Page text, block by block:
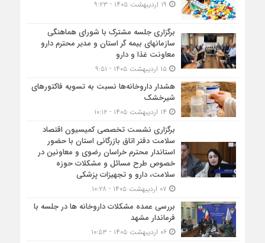
برگزاری جلسه مشترک با شورای هماهنگی
سازمانهای بیمه گر استان و مدیر محترم دارو
معاونت غذا و دارو
۱۵ اردیبهشت ۱۴۰۵ - ۹:۵۱
هشدار داروخانه‌ها نسبت به تسویه فاکتورهای
شیرخشک
برگزاری نشست تخصصی کمیسیون اقتصاد
سلامت دفتر اتاق بازرگانی استان با حضور
استاندار محترم خراسان رضوی و معاونین در
خصوص طرح مسائل و مشکلات حوزه
سلامت، دارو و تجهیزات پزشکی
بررسی عمده مشکلات داروخانه ها در جلسه با
فرماندار مشهد
۰۶ اردیبهشت ۱۴۰۵ - ۱۰:۵۳